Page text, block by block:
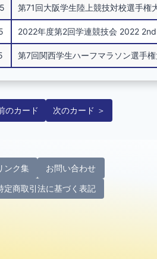
第71回大阪学生陸上競技対校選手
2022年度第2回学連競技会 2022
第7回関西学生ハーフマラソン選手
のカード 次のカード ＞
ンク集 お問い合わせ
定商取引法に基づく表記